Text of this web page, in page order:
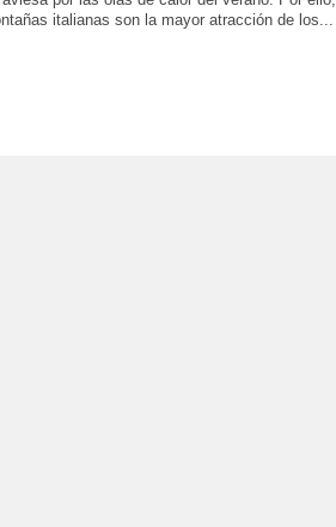
italianas son la mayor atracción de los...